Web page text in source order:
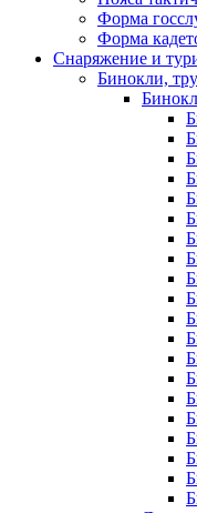
Форма
Форма
Снаряжение и
Бинокли,